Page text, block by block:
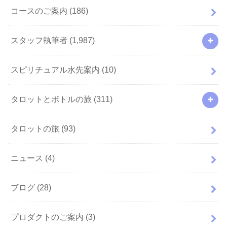
コースのご案内 (186)
スタッフ執筆者 (1,987)
スピリチュアル水先案内 (10)
タロットとボトルの旅 (311)
タロットの旅 (93)
ニュース (4)
ブログ (28)
プロダクトのご案内 (3)